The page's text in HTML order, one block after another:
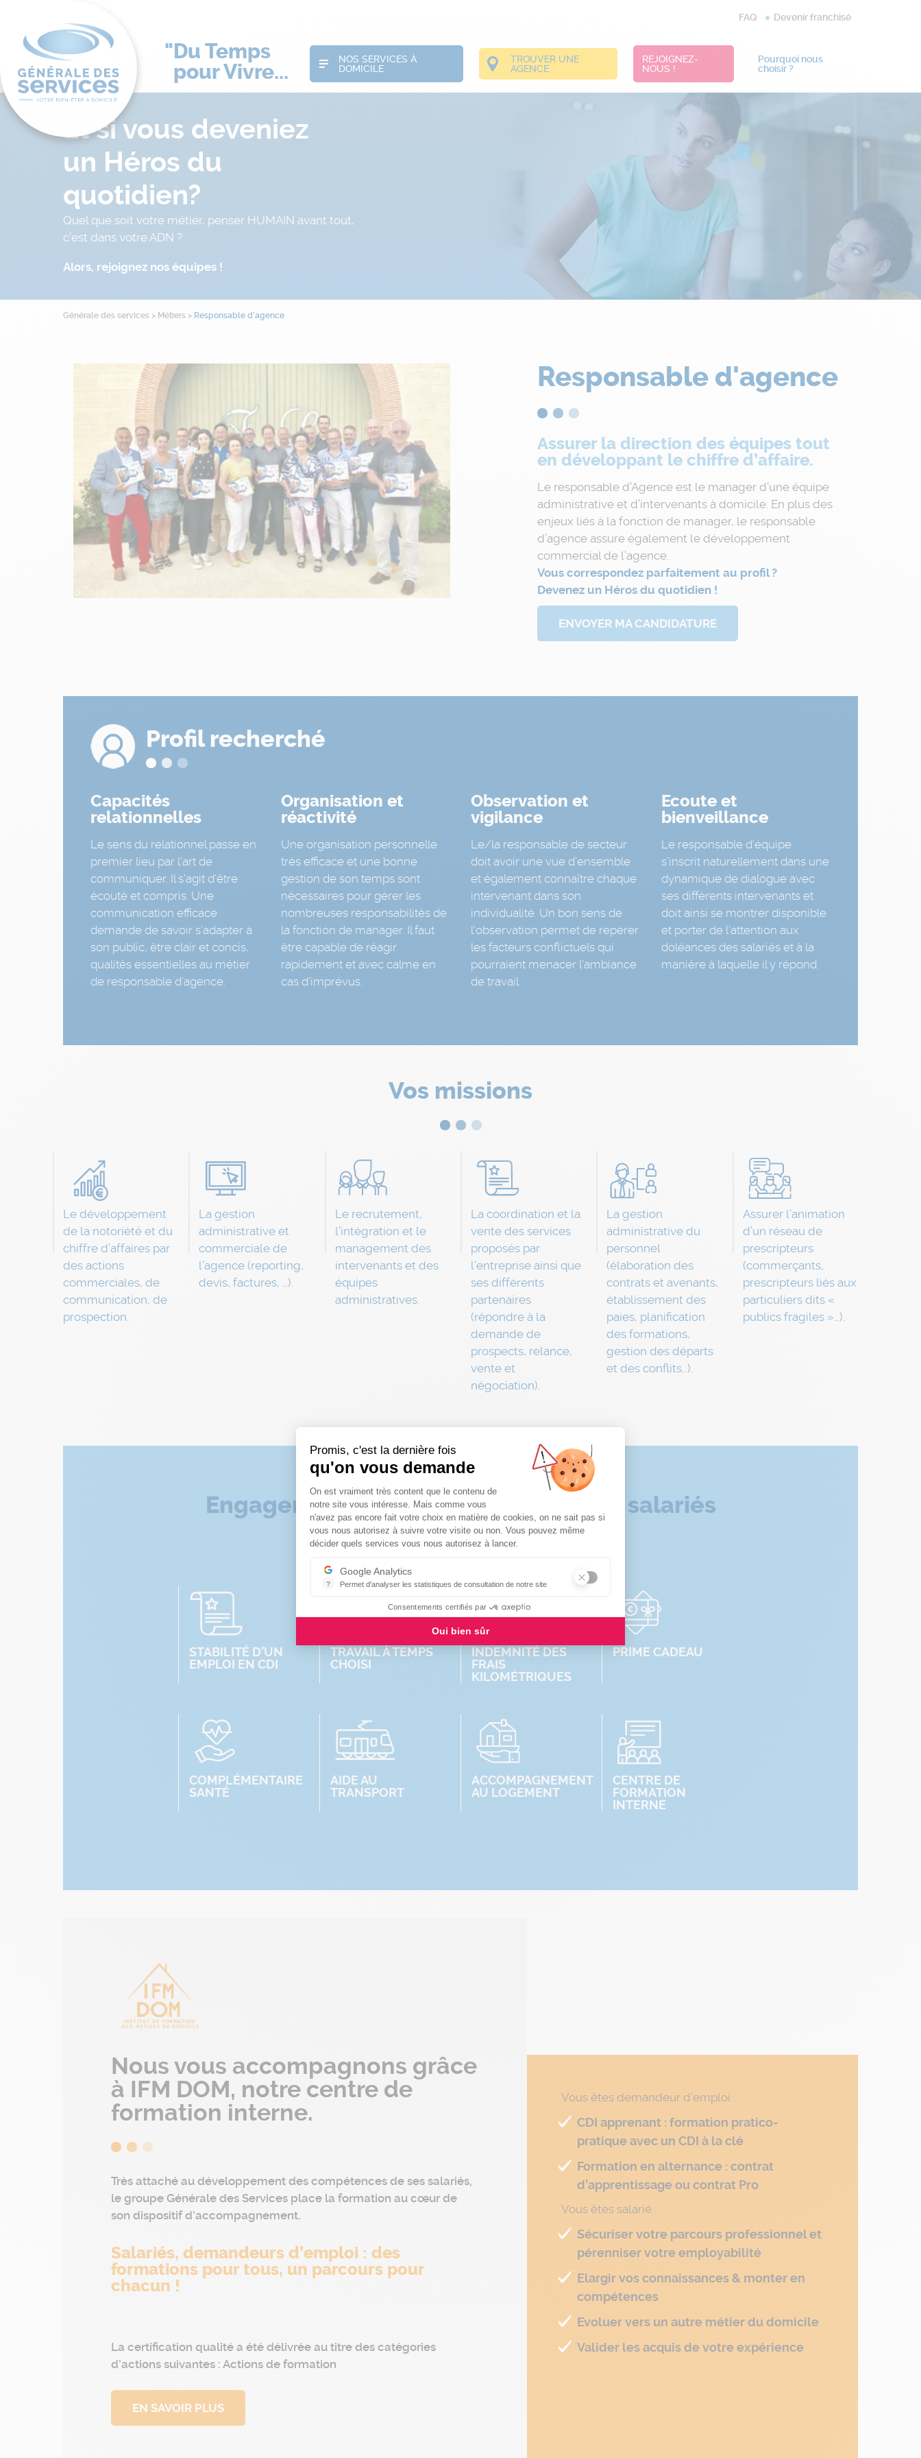
Du Temps
pour Vivre...
FAQ Devenir franchisé
NOS SERVICES À
DOMICILE
TROUVER UNE
AGENCE
REJOIGNEZ-
NOUS !
Pourquoi nous
choisir ?
Et si vous deveniez
un Héros du
quotidien?
Quel que soit votre métier, penser HUMAIN avant tout,
c’est dans votre ADN ?
Alors, rejoignez nos équipes !
Générale des services > Métiers > Responsable d’agence
Responsable d'agence
Assurer la direction des équipes tout
en développant le chiffre d’affaire.
Le responsable d’Agence est le manager d’une équipe
administrative et d’intervenants à domicile. En plus des
enjeux liés à la fonction de manager, le responsable
d’agence assure également le développement
commercial de l’agence.
Vous correspondez parfaitement au profil ?
Devenez un Héros du quotidien !
ENVOYER MA CANDIDATURE
Profil recherché
Capacités
relationnelles
Le sens du relationnel passe en
premier lieu par l’art de
communiquer. Il s’agit d’être
écouté et compris. Une
communication efficace
demande de savoir s’adapter à
son public, être clair et concis,
qualités essentielles au métier
de responsable d’agence.
Organisation et
réactivité
Une organisation personnelle
très efficace et une bonne
gestion de son temps sont
nécessaires pour gérer les
nombreuses responsabilités de
la fonction de manager. Il faut
être capable de réagir
rapidement et avec calme en
cas d’imprévus.
Observation et
vigilance
Le/la responsable de secteur
doit avoir une vue d’ensemble
et également connaître chaque
intervenant dans son
individualité. Un bon sens de
l’observation permet de repérer
les facteurs conflictuels qui
pourraient menacer l’ambiance
de travail.
Ecoute et
bienveillance
Le responsable d’équipe
s’inscrit naturellement dans une
dynamique de dialogue avec
ses différents intervenants et
doit ainsi se montrer disponible
et porter de l’attention aux
doléances des salariés et à la
manière à laquelle il y répond.
Vos missions
Le développement
de la notoriété et du
chiffre d’affaires par
des actions
commerciales, de
communication, de
prospection.
La gestion
administrative et
commerciale de
l’agence (reporting,
devis, factures, …).
Le recrutement,
l’intégration et le
management des
intervenants et des
équipes
administratives.
La coordination et la
vente des services
proposés par
l’entreprise ainsi que
ses différents
partenaires
(répondre à la
demande de
prospects, relance,
vente et
négociation).
La gestion
administrative du
personnel
(élaboration des
contrats et avenants,
établissement des
paies, planification
des formations,
gestion des départs
et des conflits…).
Assurer l’animation
d’un réseau de
prescripteurs
(commerçants,
prescripteurs liés aux
particuliers dits «
publics fragiles »…).
Engagements et avantages pour nos salariés
STABILITÉ D’UN
EMPLOI EN CDI
TRAVAIL À TEMPS
CHOISI
INDEMNITÉ DES
FRAIS
KILOMÉTRIQUES
PRIME CADEAU
COMPLÉMENTAIRE
SANTÉ
AIDE AU
TRANSPORT
ACCOMPAGNEMENT
AU LOGEMENT
CENTRE DE
FORMATION
INTERNE
Nous vous accompagnons grâce
à IFM DOM, notre centre de
formation interne.
Très attaché au développement des compétences de ses salariés,
le groupe Générale des Services place la formation au cœur de
son dispositif d’accompagnement.
Salariés, demandeurs d’emploi : des
formations pour tous, un parcours pour
chacun !
La certification qualité a été délivrée au titre des catégories
d’actions suivantes : Actions de formation
EN SAVOIR PLUS
Vous êtes demandeur d’emploi :
CDI apprenant : formation pratico-
pratique avec un CDI à la clé
Formation en alternance : contrat
d’apprentissage ou contrat Pro
Vous êtes salarié :
Sécuriser votre parcours professionnel et
pérenniser votre employabilité
Elargir vos connaissances & monter en
compétences
Evoluer vers un autre métier du domicile
Valider les acquis de votre expérience
Promis, c'est la dernière fois
qu'on vous demande
Plateforme de Gestion du Consentement : Personnalisez vos Options
On est vraiment très content que le contenu de
notre site vous intéresse. Mais comme vous
n'avez pas encore fait votre choix en matière de cookies, on ne sait pas si
vous nous autorisez à suivre votre visite ou non. Vous pouvez même
décider quels services vous nous autorisez à lancer.
?
Google Analytics
Permet d'analyser les statistiques de consultation de notre site
Indispensable pour piloter notre site internet, il permet de mesurer des indicateurs comme l’affluence, les produits les plus consultés, ou encore
Consentements certifiés par
Oui bien sûr
Axeptio consent